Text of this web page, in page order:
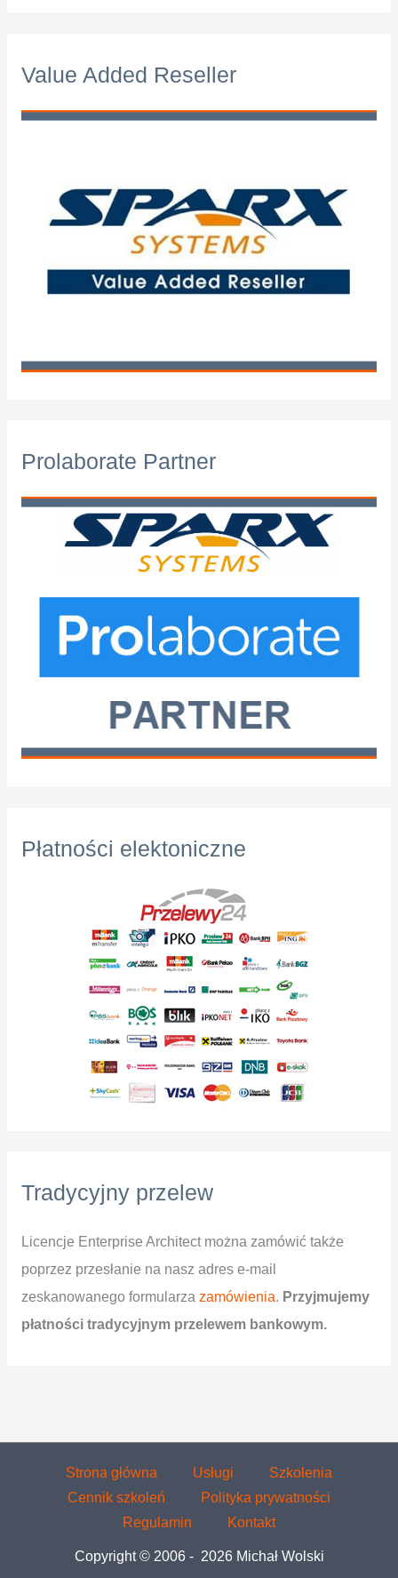
Value Added Reseller
Prolaborate Partner
Płatności elektoniczne
Tradycyjny przelew
Licencje Enterprise Architect można zamówić także
poprzez przesłanie na nasz adres e-mail
zeskanowanego formularza zamówienia. Przyjmujemy
płatności tradycyjnym przelewem bankowym.
Strona główna Usługi
Szkolenia
Cennik szkoleń
Polityka prywatności
Regulamin
Kontakt
Copyright © 2006 - 2026 Michał Wolski